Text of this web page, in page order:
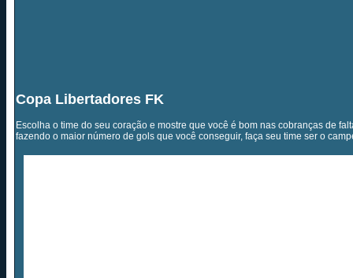
Copa Libertadores FK
Escolha o time do seu coração e mostre que você é bom nas cobranças de
fazendo o maior número de gols que você conseguir, faça seu time ser o